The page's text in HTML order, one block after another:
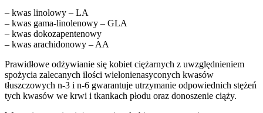
– kwas linolowy – LA
– kwas gama-linolenowy – GLA
– kwas dokozapentenowy
– kwas arachidonowy – AA
Prawidłowe odżywianie się kobiet ciężarnych z uwzględnieniem
spożycia zalecanych ilości wielonienasyconych kwasów
tłuszczowych n-3 i n-6 gwarantuje utrzymanie odpowiednich stężeń
tych kwasów we krwi i tkankach płodu oraz donoszenie ciąży.